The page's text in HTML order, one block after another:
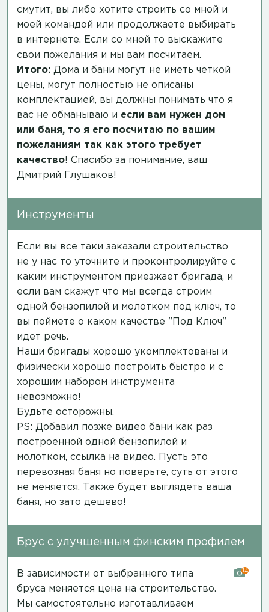
смутит, вы либо хотите строить со мной и
моей командой или продолжаете выбирать
в интернете. Если со мной то выскажите
свои пожелания и мы вам посчитаем.
Итого: Дома и бани могут не иметь четкой
цены, могут полностью не описаны
комплектацией, вы должны понимать что я
вас не обманываю и если вам нужен дом
или баня, то я его посчитаю по вашим
пожеланиям так как этого требует
качество! Спасибо за понимание, ваш
Дмитрий Глушаков!
Инструменты
Если вы все таки заказали строительство
не у нас то уточните и проконтролируйте с
каким инструментом приезжает бригада, и
если вам скажут что мы всегда строим
одной бензопилой и молотком под ключ, то
вы поймете о каком качестве "Под Ключ"
идет речь.
Наши бригады хорошо укомплектованы и
физически хорошо построить быстро и с
хорошим набором инструмента
невозможно!
Будьте осторожны.
PS: Добавил позже видео бани как раз
построенной одной бензопилой и
молотком, ссылка на видео. Пусть это
перевозная баня но поверьте, суть от этого
не меняется. Также будет выглядеть ваша
баня, но зато дешево!
Брус с улучшенным финским профилем
В зависимости от выбранного типа
бруса меняется цена на строительство.
Мы самостоятельно изготавливаем
14